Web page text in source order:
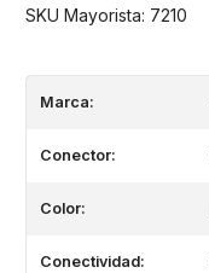
SKU Mayorista: 7210
Marca:
Conector:
Color:
Conectividad: